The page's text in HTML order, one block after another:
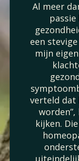
Al meer
een
mijn
verteld dat
kijken.